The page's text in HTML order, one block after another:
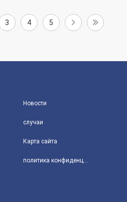
3 4 5
Новости
случаи
Карта сайта
политика конфиденциальности